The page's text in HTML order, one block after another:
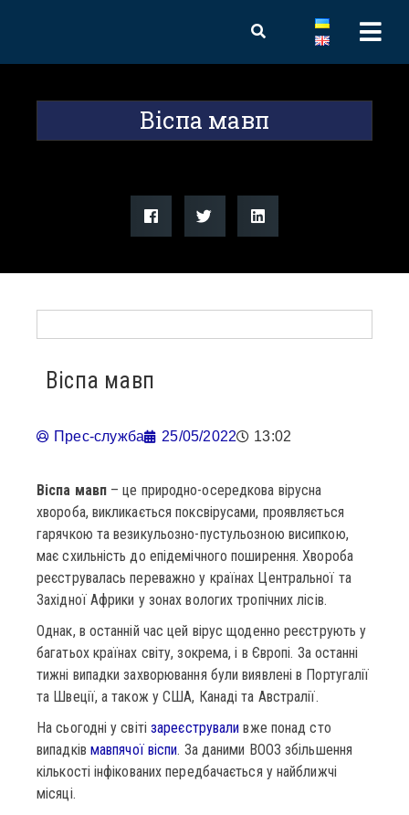
Віспа мавп
Віспа мавп
Прес-служба 25/05/2022 13:02
Віспа мавп – це природно-осередкова вірусна
хвороба, викликається поксвірусами, проявляється
гарячкою та везикульозно-пустульозною висипкою,
має схильність до епідемічного поширення. Хвороба
реєструвалась переважно у країнах Центральної та
Західної Африки у зонах вологих тропічних лісів.
Однак, в останній час цей вірус щоденно реєструють у
багатьох країнах світу, зокрема, і в Європі. За останні
тижні випадки захворювання були виявлені в Португалії
та Швеції, а також у США, Канаді та Австралії.
На сьогодні у світі зареєстрували вже понад сто
випадків мавпячої віспи. За даними ВООЗ збільшення
кількості інфікованих передбачається у найближчі
місяці.